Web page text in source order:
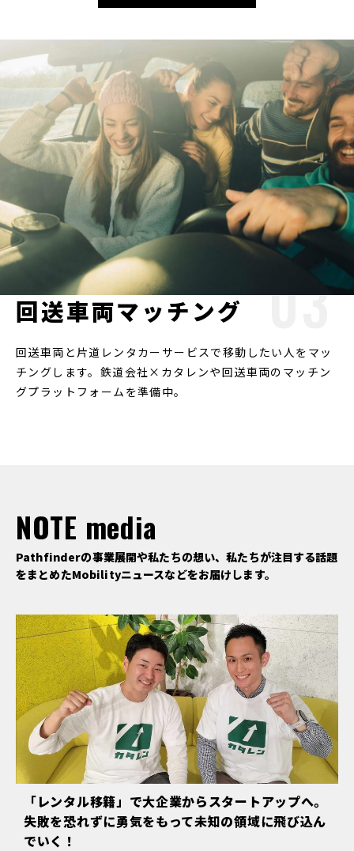
NOTENOTE media
RECRUIT採用情報
回送車両マッチング
回送車両と片道レンタカーサービスで移動したい人をマッ
チングします。鉄道会社×カタレンや回送車両のマッチン
グプラットフォームを準備中。
NOTE media
Pathfinderの事業展開や私たちの想い、私たちが注目する話題
をまとめたMobilityニュースなどをお届けします。
「レンタル移籍」で大企業からスタートアップへ。
失敗を恐れずに勇気をもって未知の領域に飛び込ん
でいく！